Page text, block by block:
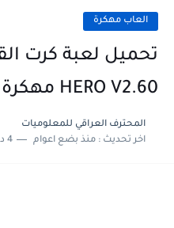
العاب مهكرة
HERO V2.60 مهكرة الاصدار الاخير
المحترف العراقي للمعلوميات‎
اخر تحديث :منذ بضع اعوام 4 دقائق للقراءة